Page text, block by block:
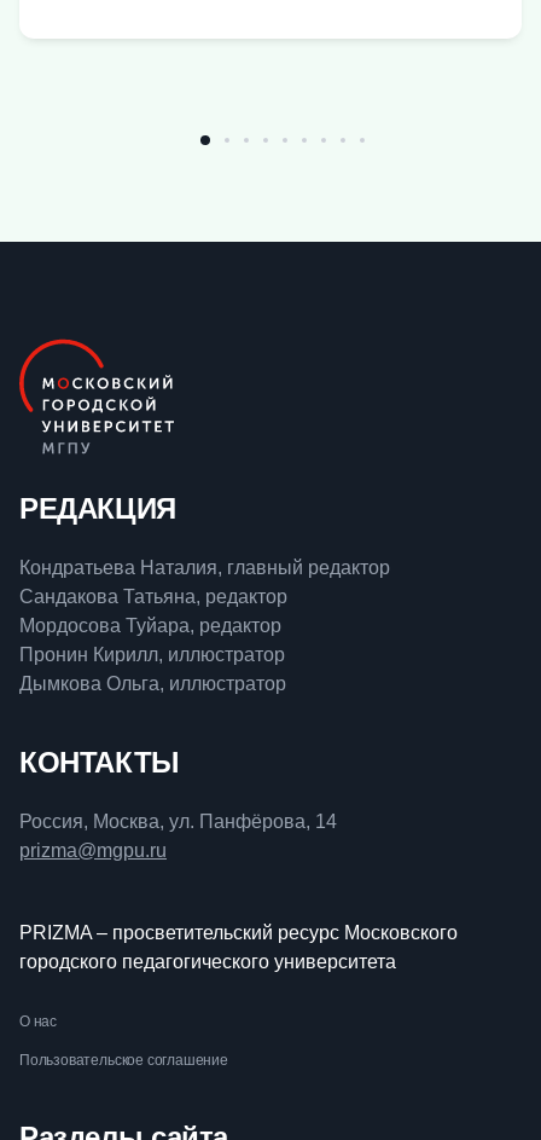
РЕДАКЦИЯ
Кондратьева Наталия, главный редактор
Сандакова Татьяна, редактор
Мордосова Туйара, редактор
Пронин Кирилл, иллюстратор
Дымкова Ольга, иллюстратор
КОНТАКТЫ
Россия, Москва, ул. Панфёрова, 14
prizma@mgpu.ru
PRIZMA – просветительский ресурс Московского
городского педагогического университета
О нас
Пользовательское соглашение